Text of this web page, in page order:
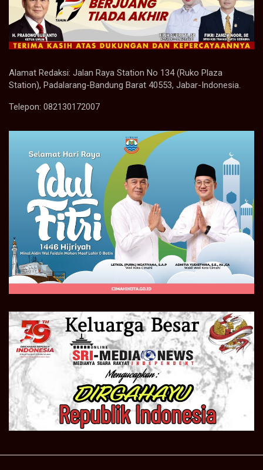
Alamat Redaksi: Jalan Raya Station No 134 (Ruko Plaza
Station), Padalarang-Bandung Barat 40553, Jabar-Indonesia.
Telepon: 082130172007